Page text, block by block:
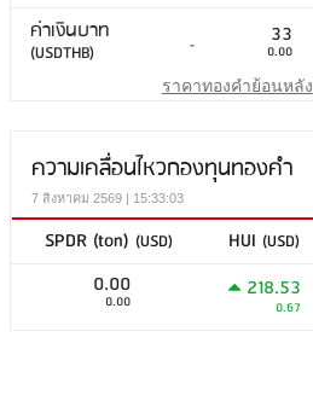
ค่าเงินบาท
(USDTHB) - 33
0.00
ราคาทองคำย้อนหลัง
ความเคลื่อนไหวกองทุนทองคำ
7 สิงหาคม 2569 | 15:33:03
SPDR (ton) (USD) HUI (USD)
0.00
0.00 218.53
0.67